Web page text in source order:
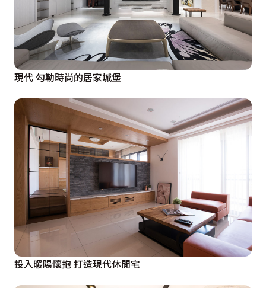
現代 勾勒時尚的居家城堡
投入暖陽懷抱 打造現代休閒宅